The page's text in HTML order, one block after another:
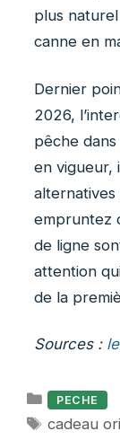
plus naturel
canne en
Dernier
2026,
pêche
en vigueur,
alternatives
empruntez
de ligne
attention
de la
Sources :
Catégories
PECHE
Étiquettes
cadeau